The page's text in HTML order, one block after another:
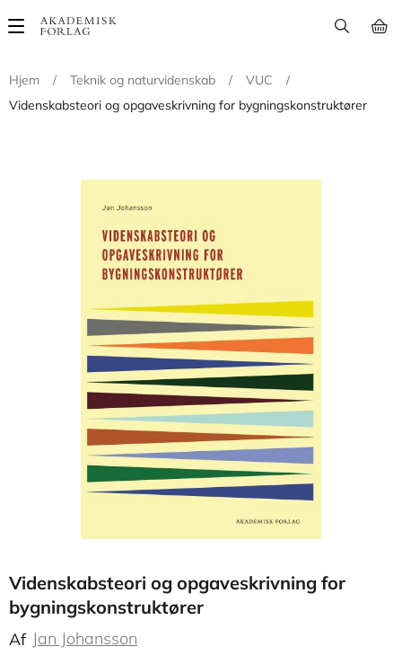
Main
Hjem
/ Teknik og naturvidenskab / VUC
/
Videnskabsteori og opgaveskrivning for bygningskonstruktører
Videnskabsteori og opgaveskrivning for
bygningskonstruktører
Af Jan Johansson